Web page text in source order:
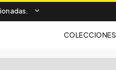
COLECCIONES